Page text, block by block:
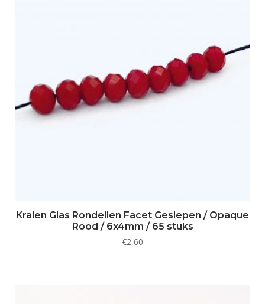
Kralen Glas Rondellen Facet Geslepen / Opaque
Rood / 6x4mm / 65 stuks
€2,60